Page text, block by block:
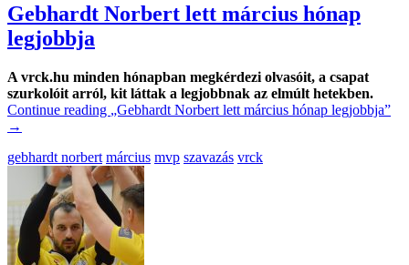
Gebhardt Norbert lett március hónap
legjobbja
A vrck.hu minden hónapban megkérdezi olvasóit, a csapat
szurkolóit arról, kit láttak a legjobbnak az elmúlt hetekben.
Continue reading „Gebhardt Norbert lett március hónap legjobbja”
→
gebhardt norbert március mvp szavazás vrck